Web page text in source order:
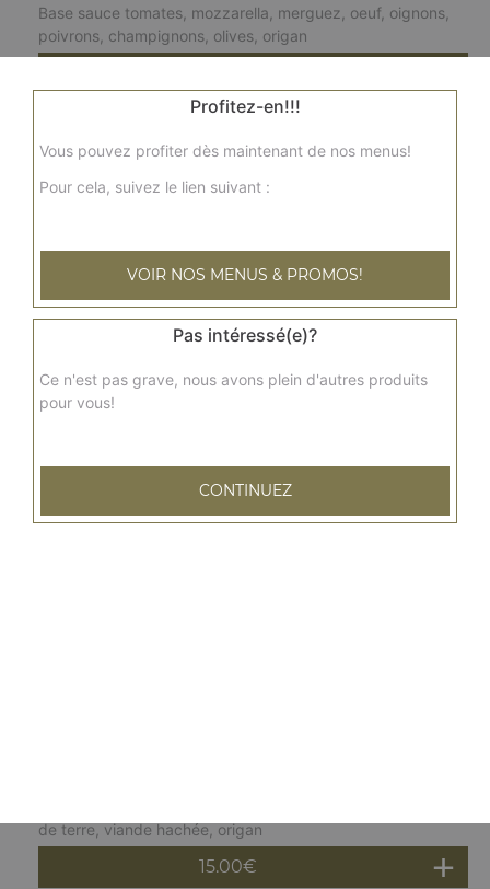
Base sauce tomates, mozzarella, merguez, oeuf, oignons,
poivrons, champignons, olives, origan
napolitaine l
tomates, olives, origan
reblochonne l
Base sauce tomates, mozzarella, reblochon, viande
15.00€
Base sauce tomates, mozzarella, persil, ail, cocktail de
fruits de mer, marinés à l'huile d'olive
de terre, viande hachée, origan
15.00€
Profitez-en!!!
Vous pouvez profiter dès maintenant de nos menus!
Pour cela, suivez le lien suivant :
VOIR NOS MENUS & PROMOS!
Pas intéressé(e)?
Ce n'est pas grave, nous avons plein d'autres produits
pour vous!
CONTINUEZ